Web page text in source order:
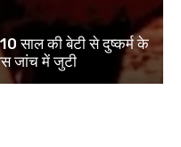
साल की बेटी से दुष्कर्म के
जांच में जुटी